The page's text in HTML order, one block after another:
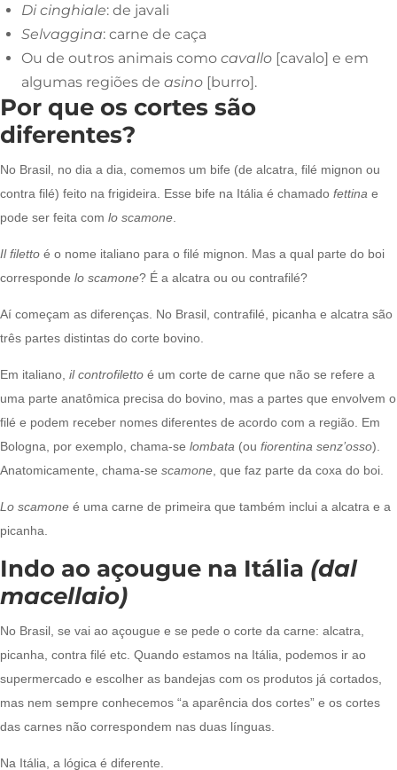
Di cinghiale: de javali
Selvaggina: carne de caça
Ou de outros animais como cavallo [cavalo] e em
algumas regiões de asino [burro].
Por que os cortes são
diferentes?
No Brasil, no dia a dia, comemos um bife (de alcatra, filé mignon ou
contra filé) feito na frigideira. Esse bife na Itália é chamado fettina e
pode ser feita com lo scamone
Il filetto é o nome italiano para o filé mignon. Mas a qual parte do boi
corresponde lo scamone? É a alcatra ou ou contrafilé?
Aí começam as diferenças. No Brasil, contrafilé, picanha e alcatra são
três partes distintas do corte bovino.
Em italiano, il controfiletto é um corte de carne que não se refere a
uma parte anatômica precisa do bovino, mas a partes que envolvem o
filé e podem receber nomes diferentes de acordo com a região. Em
Bologna, por exemplo, chama-se lombata (ou fiorentina senz’osso).
Anatomicamente, chama-se scamone , que faz parte da coxa do boi.
Lo scamone é uma carne de primeira que também inclui a alcatra e a
picanha.
Indo ao açougue na Itália (dal
macellaio)
No Brasil, se vai ao açougue e se pede o corte da carne: alcatra,
picanha, contra filé etc. Quando estamos na Itália, podemos ir ao
supermercado e escolher as bandejas com os produtos já cortados,
mas nem sempre conhecemos “a aparência dos cortes” e os cortes
das carnes não correspondem nas duas línguas.
Na Itália, a lógica é diferente.